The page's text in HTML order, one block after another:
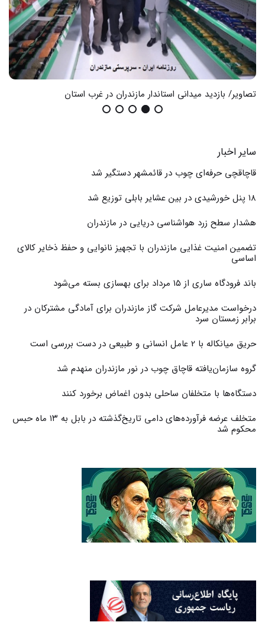
تصاویر/ بازدید میدانی استاندار مازندران در غرب استان
سایر اخبار
قاچاقچی حرفه‌ای چوب در قائمشهر دستگیر شد
۱۸ پنل خورشیدی در بین عشایر بابلی توزیع شد
هشدار سطح زرد هواشناسی دریایی در مازندران
تضمین امنیت غذایی مازندران با تجهیز نانوایی و حفظ ذخایر کالای
اساسی
باند فرودگاه ساری از ۱۵ مرداد برای بهسازی بسته می‌شود
درخواست مدیرعامل شرکت گاز مازندران برای آمادگی مشترکان در
برابر زمستان سرد
حریق میانکاله با 2 عامل انسانی و طبیعی در دست بررسی است
گروه سازمان‌یافته قاچاق چوب در نور مازندران منهدم شد
دستگاه‌ها با متخلفان ساحلی بدون اغماض برخورد کنند
متخلف عرضه فرآورده‌های دامی تاریخ‌گذشته در بابل به ۱۳ ماه حبس
محکوم شد